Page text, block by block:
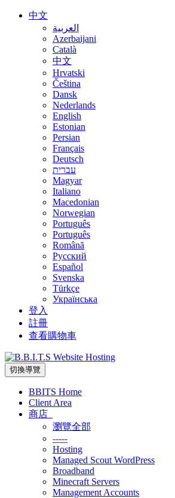
中文
العربية
Azerbaijani
Català
中文
Hrvatski
Čeština
Dansk
Nederlands
English
Estonian
Persian
Français
Deutsch
עברית
Magyar
Italiano
Macedonian
Norwegian
Português
Português
Română
Русский
Español
Svenska
Türkçe
Українська
登入
註冊
查看購物車
切換導覽
BBITS Home
Client Area
商店
瀏覽全部
-----
Hosting
Managed Scout WordPress
Broadband
Minecraft Servers
Management Accounts